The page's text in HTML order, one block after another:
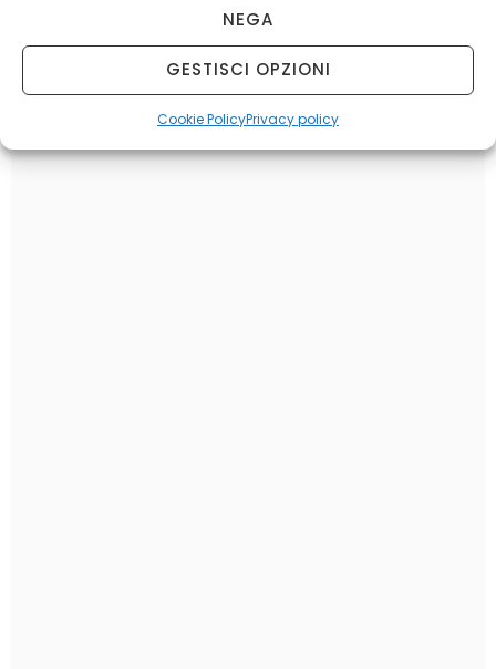
NEGA
GESTISCI OPZIONI
Cookie PolicyPrivacy policy